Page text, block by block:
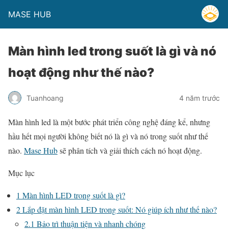
MASE HUB
Màn hình led trong suốt là gì và nó
hoạt động như thế nào?
Tuanhoang 4 năm trước
Màn hình led là một bước phát triển công nghệ đáng kể, nhưng
hầu hết mọi người không biết nó là gì và nó trong suốt như thế
nào. Mase Hubsẽ phân tích và giải thích cách nó hoạt động.
Mục lục
1 Màn hình LED trong suốt là gì?
2Lắp đặt màn hình LED trong suốt: Nó giúp ích như thế nào?
2.1 Bảo trì thuận tiện và nhanh chóng